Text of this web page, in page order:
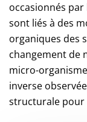
occasionnés par
sont liés à des
organiques des
changement de
micro-
inverse
structurale pour